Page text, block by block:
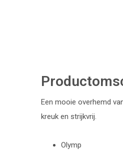
Een mooie overhemd
kreuk en strijkvrij.
Olymp